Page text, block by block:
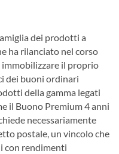
dei prodotti a
ha rilanciato nel corso
immobilizzare il proprio
dei buoni ordinari
della gamma legati
il Buono Premium 4 anni
necessariamente
postale, un vincolo che
con rendimenti